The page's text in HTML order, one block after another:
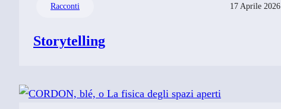
Racconti 17 Aprile 2026
Storytelling